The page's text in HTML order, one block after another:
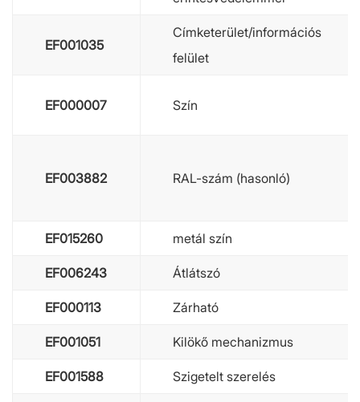
EF001035
Címketerület/információs
felület
EF000007 Szín
EF003882 RAL-szám (hasonló)
EF015260 metál szín
EF006243 Átlátszó
EF000113 Zárható
EF001051 Kilökő mechanizmus
EF001588 Szigetelt szerelés